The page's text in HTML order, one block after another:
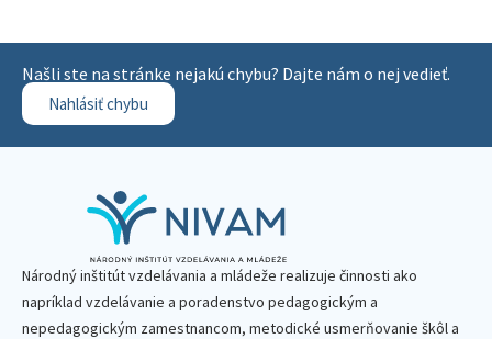
Našli ste na stránke nejakú chybu? Dajte nám o nej vedieť.
Nahlásiť chybu
Národný inštitút vzdelávania a mládeže realizuje činnosti ako
napríklad vzdelávanie a poradenstvo pedagogickým a
nepedagogickým zamestnancom, metodické usmerňovanie škôl a